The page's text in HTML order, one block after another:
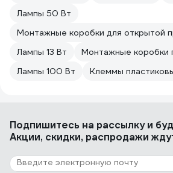
Лампы 50 Вт
Монтажные коробки для открытой
Лампы 13 Вт
Монтажные коробки
Лампы 100 Вт
Клеммы
Подпишитесь на рассылкуи
Акции, скидки, распродажи